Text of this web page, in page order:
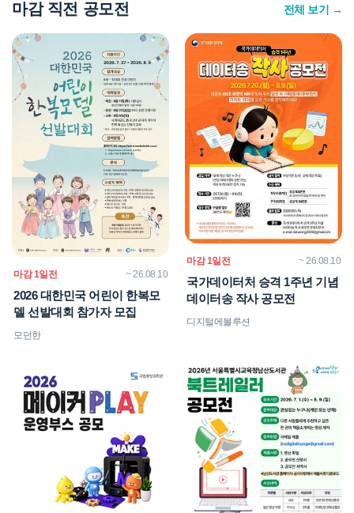
마감 직전 공모전 전체 보기 →
마감 1일전 ~ 26.08.10
2026 대한민국 어린이 한복모
델 선발대회 참가자 모집
모던한
마감 1일전 ~ 26.08.10
국가데이터처 승격 1주년 기념
데이터송 작사 공모전
디지털에볼루션